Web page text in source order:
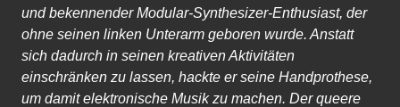
und bekennender Modular-Synthesizer-Enthusiast, der
ohne seinen linken Unterarm geboren wurde. Anstatt
sich dadurch in seinen kreativen Aktivitäten
einschränken zu lassen, hackte er seine Handprothese,
um damit elektronische Musik zu machen. Der queere